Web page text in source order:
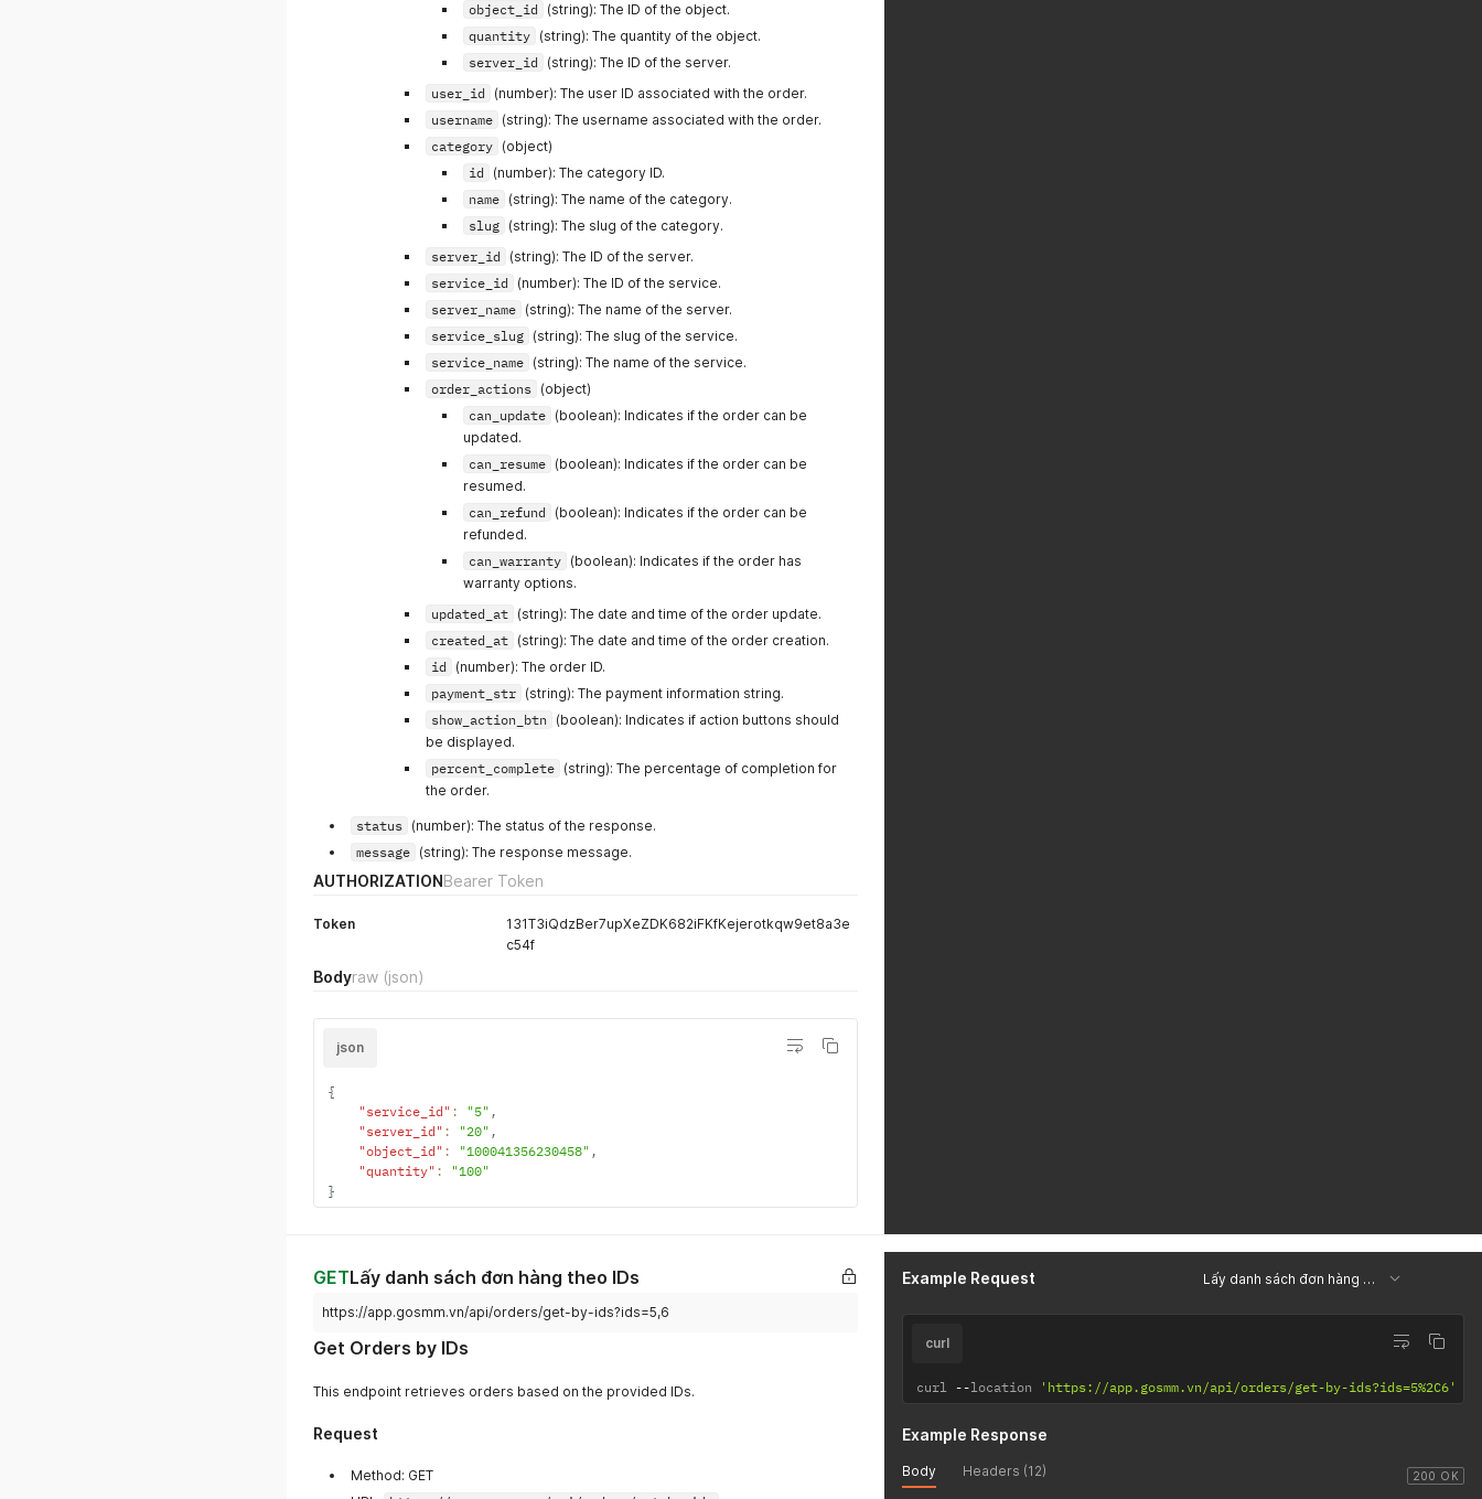
object_id
(string): The ID of the object.
quantity (string): The quantity of the object.
server_id
(string): The ID of the server.
user_id
(number): The user ID associated with the order.
username (string): The username associated with the order.
category (object)
id
(number): The category ID.
name (string): The name of the category.
slug (string): The slug of the category.
server_id
(string): The ID of the server.
service_id
(number): The ID of the service.
server_name (string): The name of the server.
service_slug (string): The slug of the service.
service_name (string): The name of the service.
order_actions (object)
can_update (boolean): Indicates if the order can be
updated.
can_resume (boolean): Indicates if the order can be
resumed.
can_refund
(boolean): Indicates if the order can be
refunded.
can_warranty (boolean): Indicates if the order has
warranty options.
updated_at (string): The date and time of the order update.
created_at (string): The date and time of the order creation.
id
(number): The order ID.
payment_str (string): The payment information string.
show_action_btn
(boolean): Indicates if action buttons should
be displayed.
percent_complete (string): The percentage of completion for
the order.
status (number): The status of the response.
message (string): The response message.
AUTHORIZATIONBearer Token
Token
131T3iQdzBer7upXeZDK682iFKfKejerotkqw9et8a3e
c54f
Bodyraw (json)
json
{
"service_id" : "5" ,
"server_id" : "20" ,
"object_id" : "100041356230458" ,
"quantity" :
"100"
}
GETLấy danh sách đơn hàng theo IDs
https://app.gosmm.vn/api/orders/get-by-ids?ids=5,6
Get Orders by IDs
This endpoint retrieves orders based on the provided IDs.
Request
Method: GET
Example Request Lấy danh sách đơn hàng theo IDs
curl
curl --location 'https://app.gosmm.vn/api/orders/get-by-ids?ids=5%2C6'
200 OK
Example Response
Body Headers (12)